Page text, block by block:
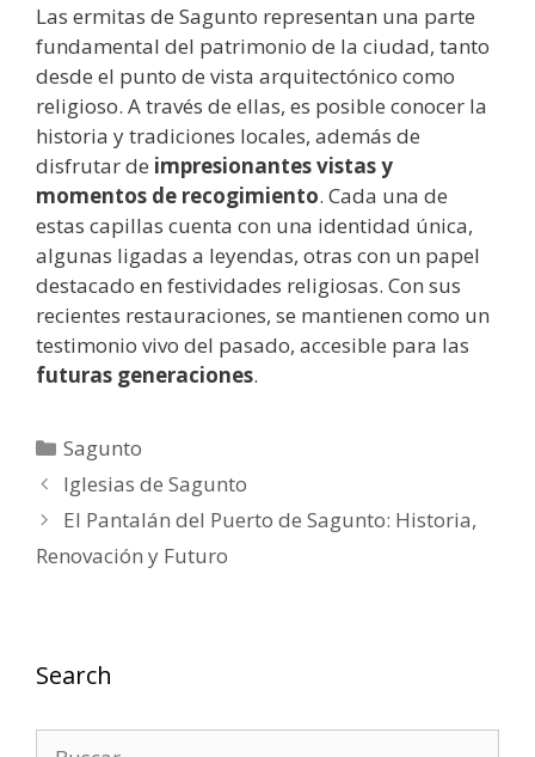
Las ermitas de Sagunto representan una parte
fundamental del patrimonio de la ciudad, tanto
desde el punto de vista arquitectónico como
religioso. A través de ellas, es posible conocer la
historia y tradiciones locales, además de
disfrutar de impresionantes vistas y
momentos de recogimiento. Cada una de
estas capillas cuenta con una identidad única,
algunas ligadas a leyendas, otras con un papel
destacado en festividades religiosas. Con sus
recientes restauraciones, se mantienen como un
testimonio vivo del pasado, accesible para las
futuras generaciones.
Categorías
Sagunto
Iglesias de Sagunto
El Pantalán del Puerto de Sagunto: Historia,
Renovación y Futuro
Search